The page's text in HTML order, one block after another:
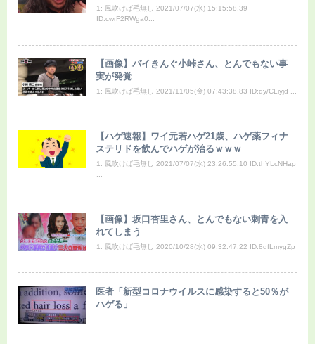
1: 風吹けば毛無し 2021/07/07(水) 15:15:58.39
ID:cwrF2RWga0...
【画像】バイきんぐ小峠さん、とんでもない事
実が発覚
1: 風吹けば毛無し 2021/11/05(金) 07:43:38.83 ID:qy/CLiyjd ...
【ハゲ速報】ワイ元若ハゲ21歳、ハゲ薬フィナ
ステリドを飲んでハゲが治るｗｗｗ
1: 風吹けば毛無し 2021/07/07(水) 23:26:55.10 ID:thYLcNHap
【画像】坂口杏里さん、とんでもない刺青を入
れてしまう
1: 風吹けば毛無し 2020/10/28(水) 09:32:47.22 ID:8dfLmygZp
医者「新型コロナウイルスに感染すると50％が
ハゲる」